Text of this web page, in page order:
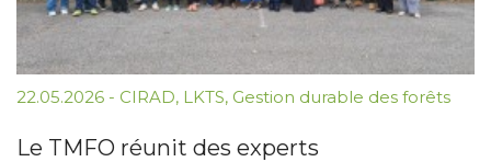
22.05.2026 - CIRAD, LKTS, Gestion durable des forêts
Le TMFO réunit des experts